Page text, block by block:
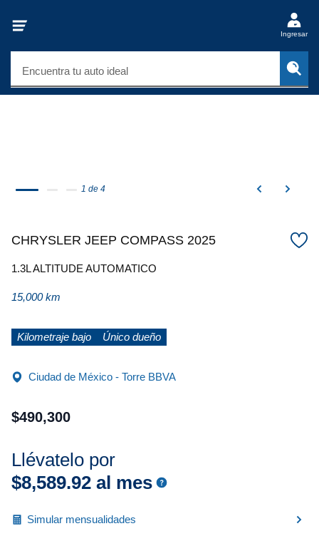
Ingresar
Encuentra tu auto ideal
1 de 4
CHRYSLER JEEP COMPASS 2025
1.3L ALTITUDE AUTOMATICO
15,000 km
Kilometraje bajo Único dueño
Ciudad de México - Torre BBVA
$490,300
Llévatelo por
$8,589.92 al mes
Simular mensualidades